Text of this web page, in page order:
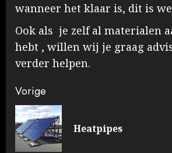
wanneer het klaar is, dit is
Ook als je zelf al materialen
hebt , willen wij je graag
verder helpen.
Doorgaan
met
lezen
Vorige
Heatpipes